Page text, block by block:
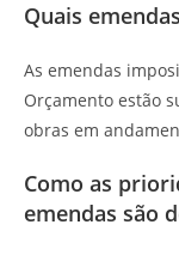
Quais
As emendas
Orçamento estão
obras em
Como as
emendas são